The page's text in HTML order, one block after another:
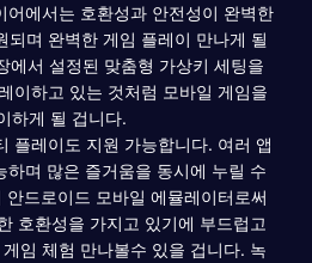
어에서는 호환성과 안전성이 완벽한
되며 완벽한 게임 플레이 만나게 될
에서 설정된 맞춤형 가상키 세팅을
이하고 있는 것처럼 모바일 게임을
하게 될 겁니다.
플레이도 지원 가능합니다. 여러 앱
하며 많은 즐거움을 동시에 누릴 수
드로이드 모바일 에뮬레이터로써
호환성을 가지고 있기에 부드럽고
임 체험 만나볼수 있을 겁니다. 녹